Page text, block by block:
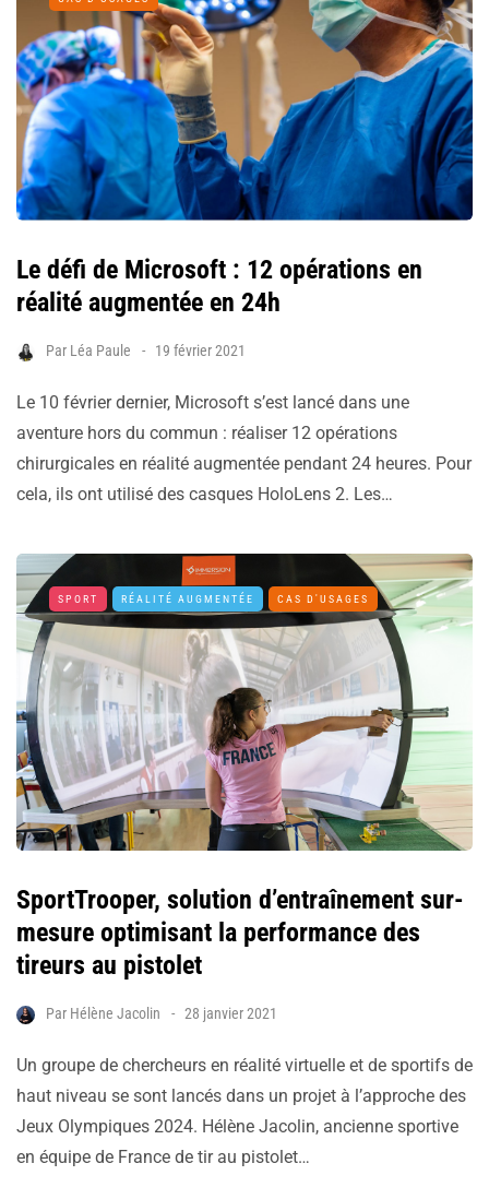
Le défi de Microsoft : 12 opérations en
réalité augmentée en 24h
Par Léa Paule 19 février 2021
Le 10 février dernier, Microsoft s’est lancé dans une
aventure hors du commun : réaliser 12 opérations
chirurgicales en réalité augmentée pendant 24 heures. Pour
cela, ils ont utilisé des casques HoloLens 2. Les…
SPORT RÉALITÉ AUGMENTÉE CAS D'USAGES
SportTrooper, solution d’entraînement sur-
mesure optimisant la performance des
tireurs au pistolet
Par Hélène Jacolin 28 janvier 2021
Un groupe de chercheurs en réalité virtuelle et de sportifs de
haut niveau se sont lancés dans un projet à l’approche des
Jeux Olympiques 2024. Hélène Jacolin, ancienne sportive
en équipe de France de tir au pistolet…